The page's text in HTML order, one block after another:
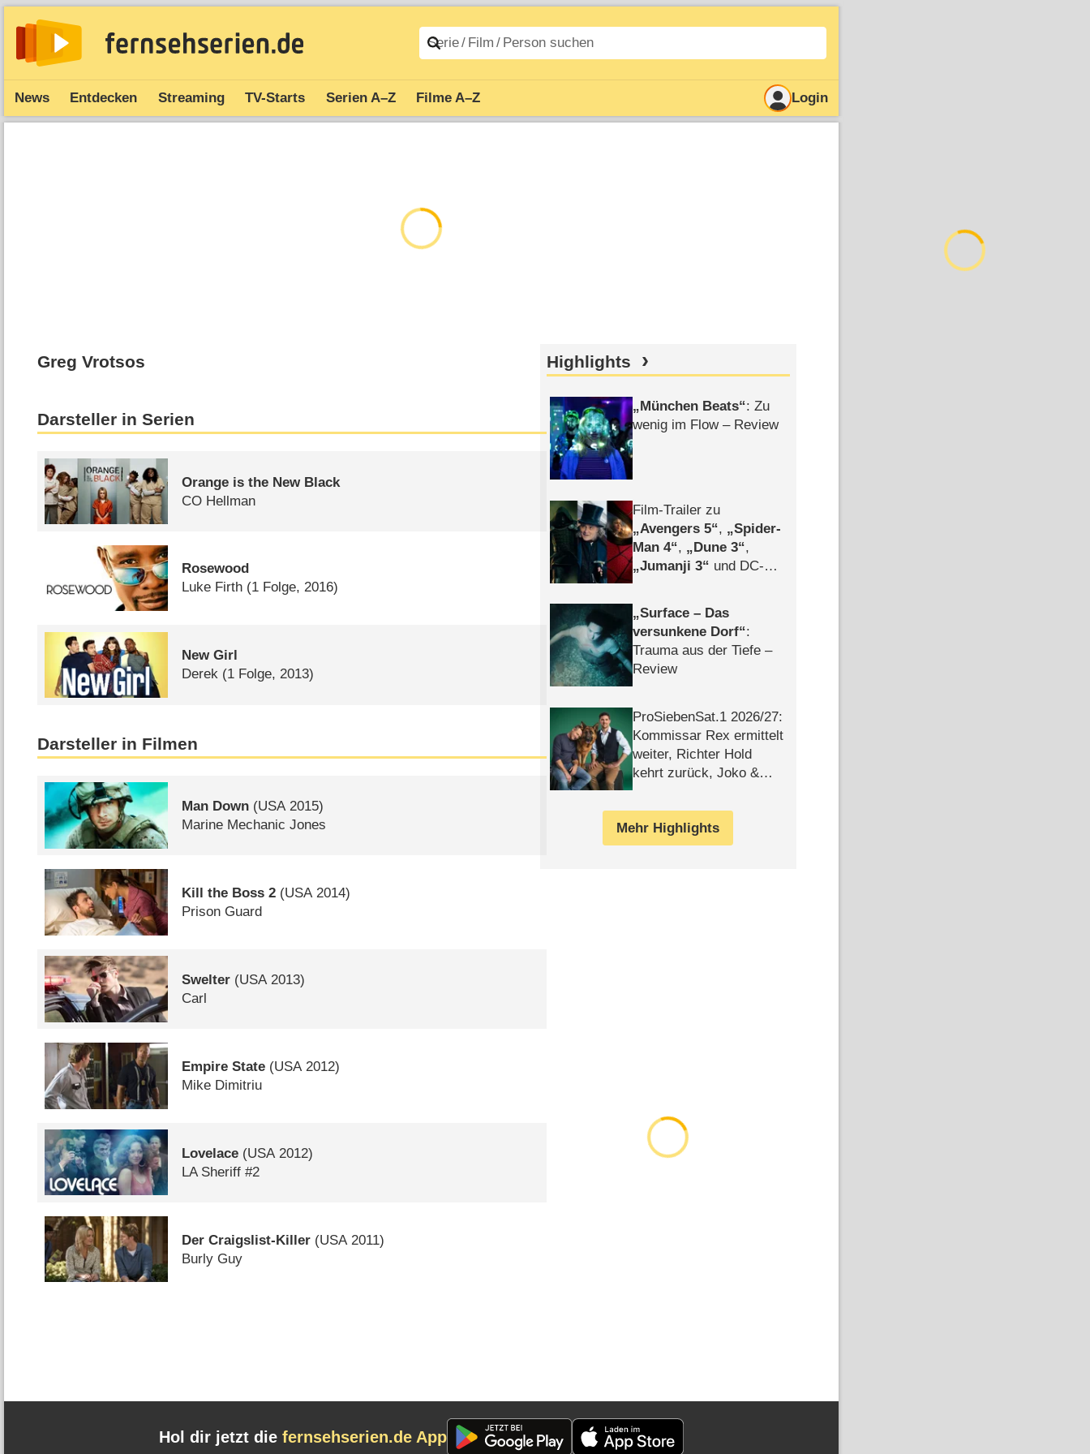
News Entdecken Streaming TV-Starts Serien A–Z Filme A–Z Login
Greg Vrotsos
Darsteller in Serien
Orange is the New Black
CO Hellman
Rosewood
Luke Firth (1 Folge, 2016)
New Girl
Derek (1 Folge, 2013)
Darsteller in Filmen
Man Down (USA2015)
Marine Mechanic Jones
Kill the Boss 2 (USA2014)
Prison Guard
Swelter (USA2013)
Carl
Empire State (USA2012)
Mike Dimitriu
Lovelace (USA 2012)
LA Sheriff #2
Der Craigslist-Killer (USA 2011)
Burly Guy
Highlights
München Beats : Zu
wenig im Flow – Review
Film-Trailer zu
Avengers 5 ,
Spider-
Man 4 , Dune 3 ,
Jumanji 3
und DC-
Surface – Das
versunkene Dorf :
Trauma aus der Tiefe –
Review
ProSiebenSat.1 2026/​27:
Kommissar Rex ermittelt
weiter, Richter Hold
kehrt zurück, Joko &
Mehr Highlights
Hol dir jetzt die fernsehserien.de App